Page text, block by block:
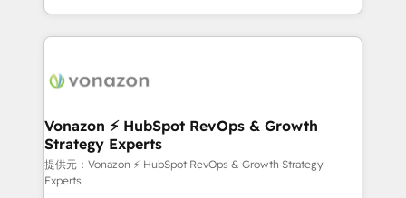
auprès de vos comptes existants. En France et à
l'international, nous travaillons avec des ETI
delà d’une simple transformation digitale et des
➤ L’intégration de CRM et de méthodologie RevOps
pour aligner les équipes marketing, commerciales et
support client (data migration, synchronisation API,
audit et maintenance) ➤ La création de sites internet
Vonazon ⚡ HubSpot RevOps & Growth
Strategy Experts
提供元：Vonazon ⚡ HubSpot RevOps & Growth Strategy
Experts